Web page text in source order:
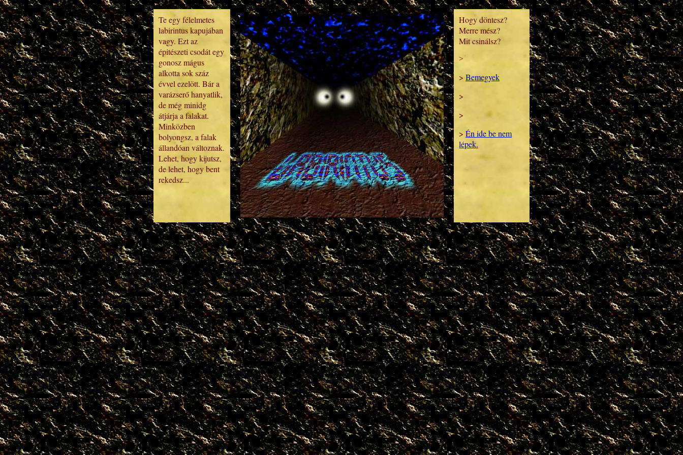
Te egy félelmetes
labirintus kapujában
vagy. Ezt az
épitészeti csodát egy
gonosz mágus
alkotta sok száz
évvel ezelött. Bár a
varázserő hanyatlik,
de még minidg
átjárja a falakat.
Minközben
bolyongsz, a falak
állandóan változnak.
Lehet, hogy kijutsz,
de lehet, hogy bent
rekedsz...
Hogy döntesz?
Merre mész?
Mit csinálsz?
>
> Bemegyek
>
>
> Én ide be nem
lépek.